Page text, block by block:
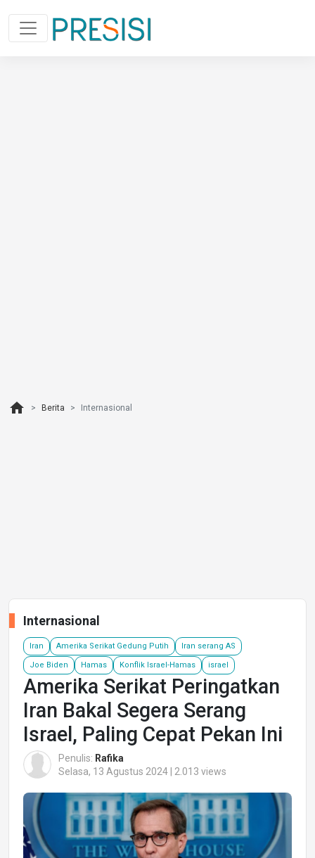
home Berita Internasional
Internasional
Iran Amerika Serikat Gedung Putih Iran serang AS
Joe Biden Hamas Konflik Israel-Hamas israel
Amerika Serikat Peringatkan
Iran Bakal Segera Serang
Israel, Paling Cepat Pekan Ini
Penulis: Rafika
Selasa, 13 Agustus 2024 | 2.013 views